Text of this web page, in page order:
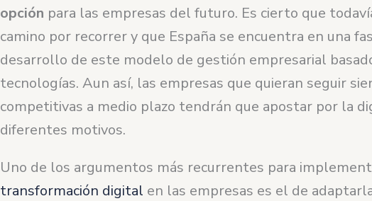
opción para las empresas del futuro. Es cierto que
camino por recorrer y que España se encuentra en una
desarrollo de este modelo de gestión empresarial
tecnologías. Aun así, las empresas que quieran seguir
competitivas a medio plazo tendrán que apostar por la
diferentes motivos.
Uno de los argumentos más recurrentes para
transformación digital en las empresas es el de